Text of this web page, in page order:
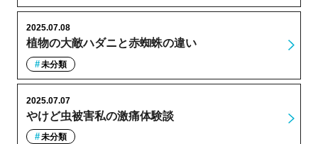
植物の大敵ハダニと赤蜘蛛の違い
2025.07.08
未分類
やけど虫被害私の激痛体験談
2025.07.07
未分類